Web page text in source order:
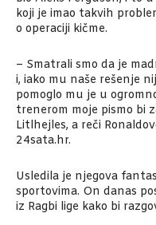
koji je imao takvih
o operaciji kičme.
– Smatrali smo da je
i, iako mu naše rešenje
pomoglo mu je u
trenerom moje pismo bi
Litlhejles, a reči
24sata.hr.
Usledila je njegova
sportovima. On danas
iz Ragbi lige kako bi